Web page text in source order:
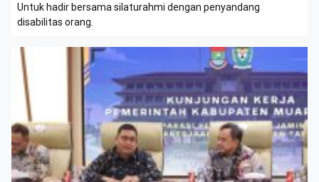
Untuk hadir bersama silaturahmi dengan penyandang
disabilitas orang.